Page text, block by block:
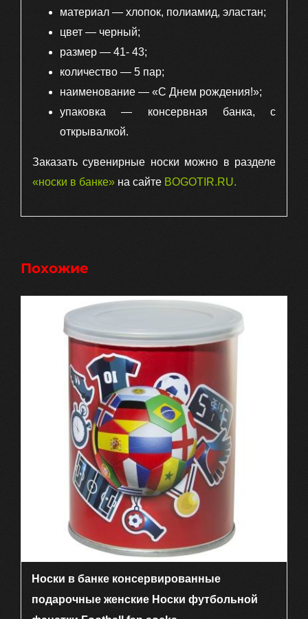
материал — хлопок, полиамид, эластан;
цвет — черный;
размер — 41- 43;
количество — 5 пар;
наименование — «С Днем рождения!»;
упаковка — консервная банка, с
открывалкой.
Заказать сувенирные носки можно в разделе
«носки в банке»на сайте BOGOTIR.RU.
Похожие
Носки в банке консервированные
подарочные женские Носки футбольной